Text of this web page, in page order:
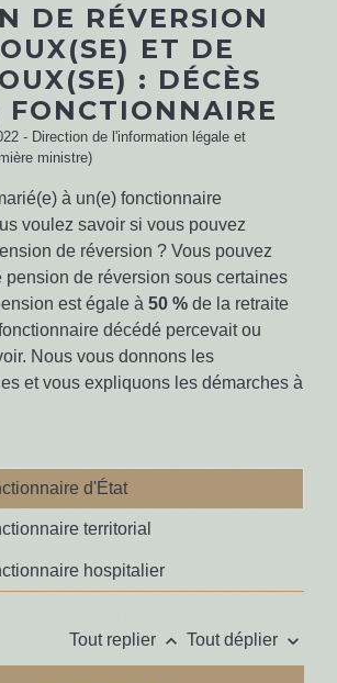
DE RÉVERSION
ET DE
: DÉCÈS
- Direction de l'information légale et
ministre)
à un(e) fonctionnaire
voulez savoir si vous pouvez
de réversion ? Vous pouvez
pension de réversion sous certaines
est égale à 50 % de la retraite
décédé percevait ou
Nous vous donnons les
et vous expliquons les démarches à
d'État
territorial
hospitalier
Tout replier keyboard_arrow_up Tout déplier keyboard_arrow_down